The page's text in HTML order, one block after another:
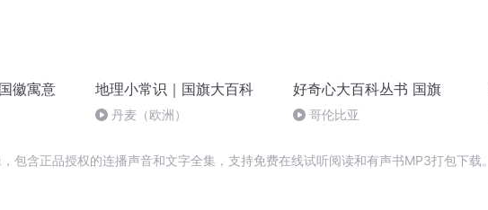
徽寓意 地理小常识｜国旗大百科
丹麦（欧洲）
好奇心大百科丛书 国旗
哥伦比亚
包含正品授权的连播声音和文字全集，支持免费在线试听阅读和有声书MP3打包下载。